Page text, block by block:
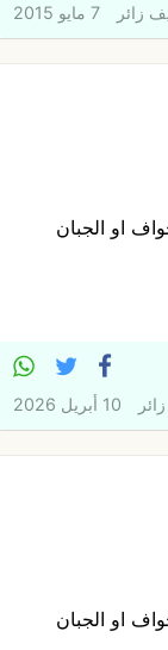
زائر 7 مايو 2015
او الجبان
زائر 10 أبريل 2026
او الجبان